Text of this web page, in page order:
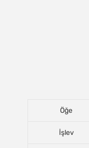
Öğe
İşlev